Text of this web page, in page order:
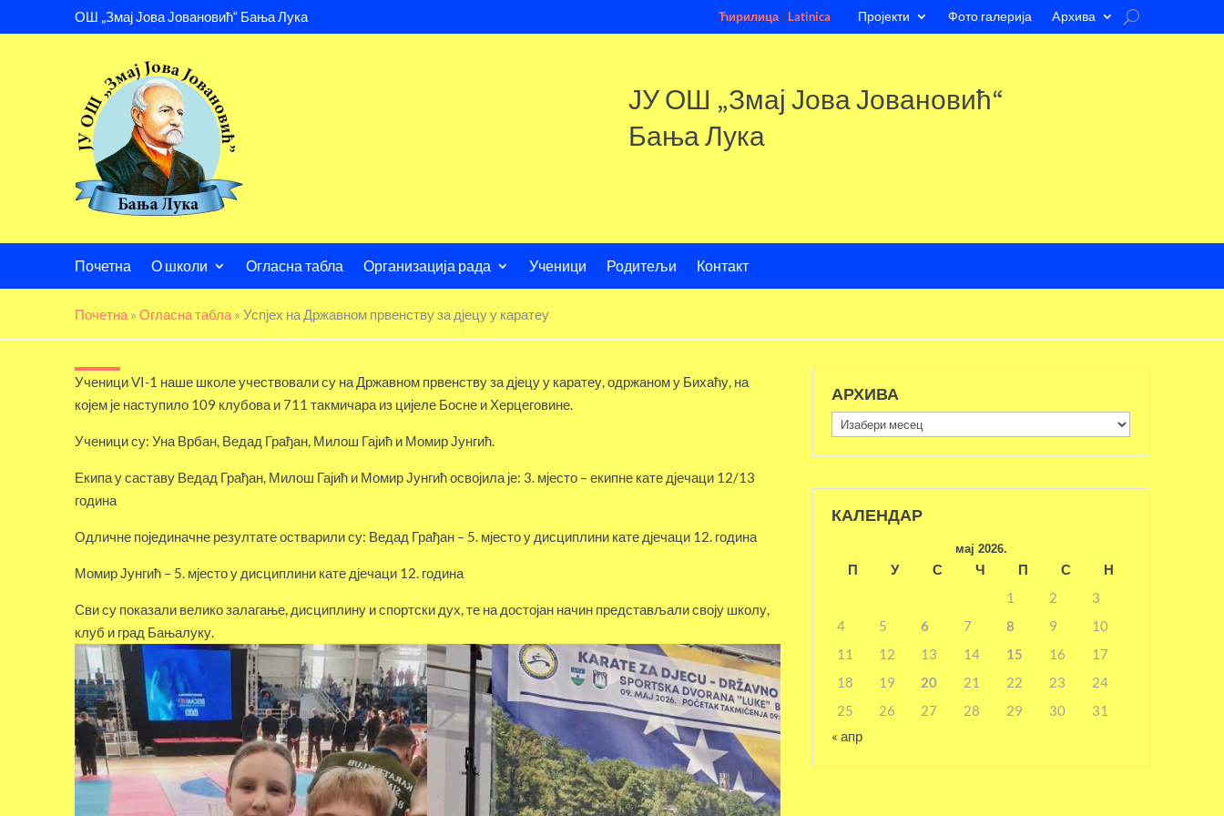
ОШ „Змај Јова Јовановић“ Бања Лука Пројекти Фото галерија Aрхива
Ћирилица| Latinica
ЈУ ОШ „Змај Јова Јовановић“
Бања Лука
Почетна О школи Огласна табла Организација рада Ученици Родитељи Контакт
Почетна » Огласна табла » Успјех на Државном првенству за д‌јецу у каратеу
Ученици VI-1 наше школе учествовали су на Државном првенству за д‌јецу у каратеу, одржаном у Бихаћу, на
којем је наступило 109 клубова и 711 такмичара из цијеле Босне и Херцеговине.
Ученици су: Уна Врбан, Ведад Грађан, Милош Гајић и Момир Јунгић.
Екипа у саставу Ведад Грађан, Милош Гајић и Момир Јунгић освојила је: 3. мјесто – екипне кате ‌дјечаци 12/13
година
Одличне појединачне резултате остварили су: Ведад Грађан – 5. мјесто у дисциплини кате д‌јечаци 12. година
Момир Јунгић – 5. мјесто у дисциплини кате д‌јечаци 12. година
Сви су показали велико залагање, дисциплину и спортски дух, те на достојан начин представљали своју школу,
клуб и град Бањалуку.
АРХИВА
Архива
КАЛЕНДАР
мај 2026.
П У С Ч П С
Н
1
2
3
4
5 6 7 8 9
10
11
12 13 14 15 16
17
18
19 20 21 22 23
24
25
26 27 28 29 30
31
« апр